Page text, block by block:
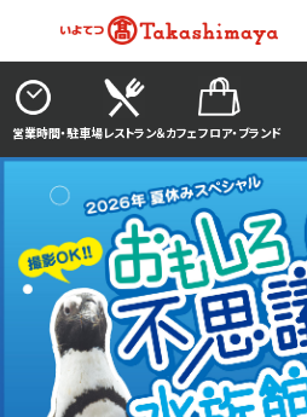
営業時間・駐車場レストラン＆カフェフロア・ブランド